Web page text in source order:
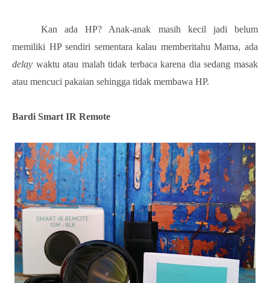
Kan ada HP? Anak-anak masih kecil jadi belum
memiliki HP sendiri sementara kalau memberitahu Mama, ada
delay waktu atau malah tidak terbaca karena dia sedang masak
atau mencuci pakaian sehingga tidak membawa HP.
Bardi Smart IR Remote